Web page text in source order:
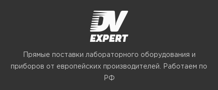
Прямые поставки лабораторного оборудования и
приборов от европейских производителей. Работаем по
РФ